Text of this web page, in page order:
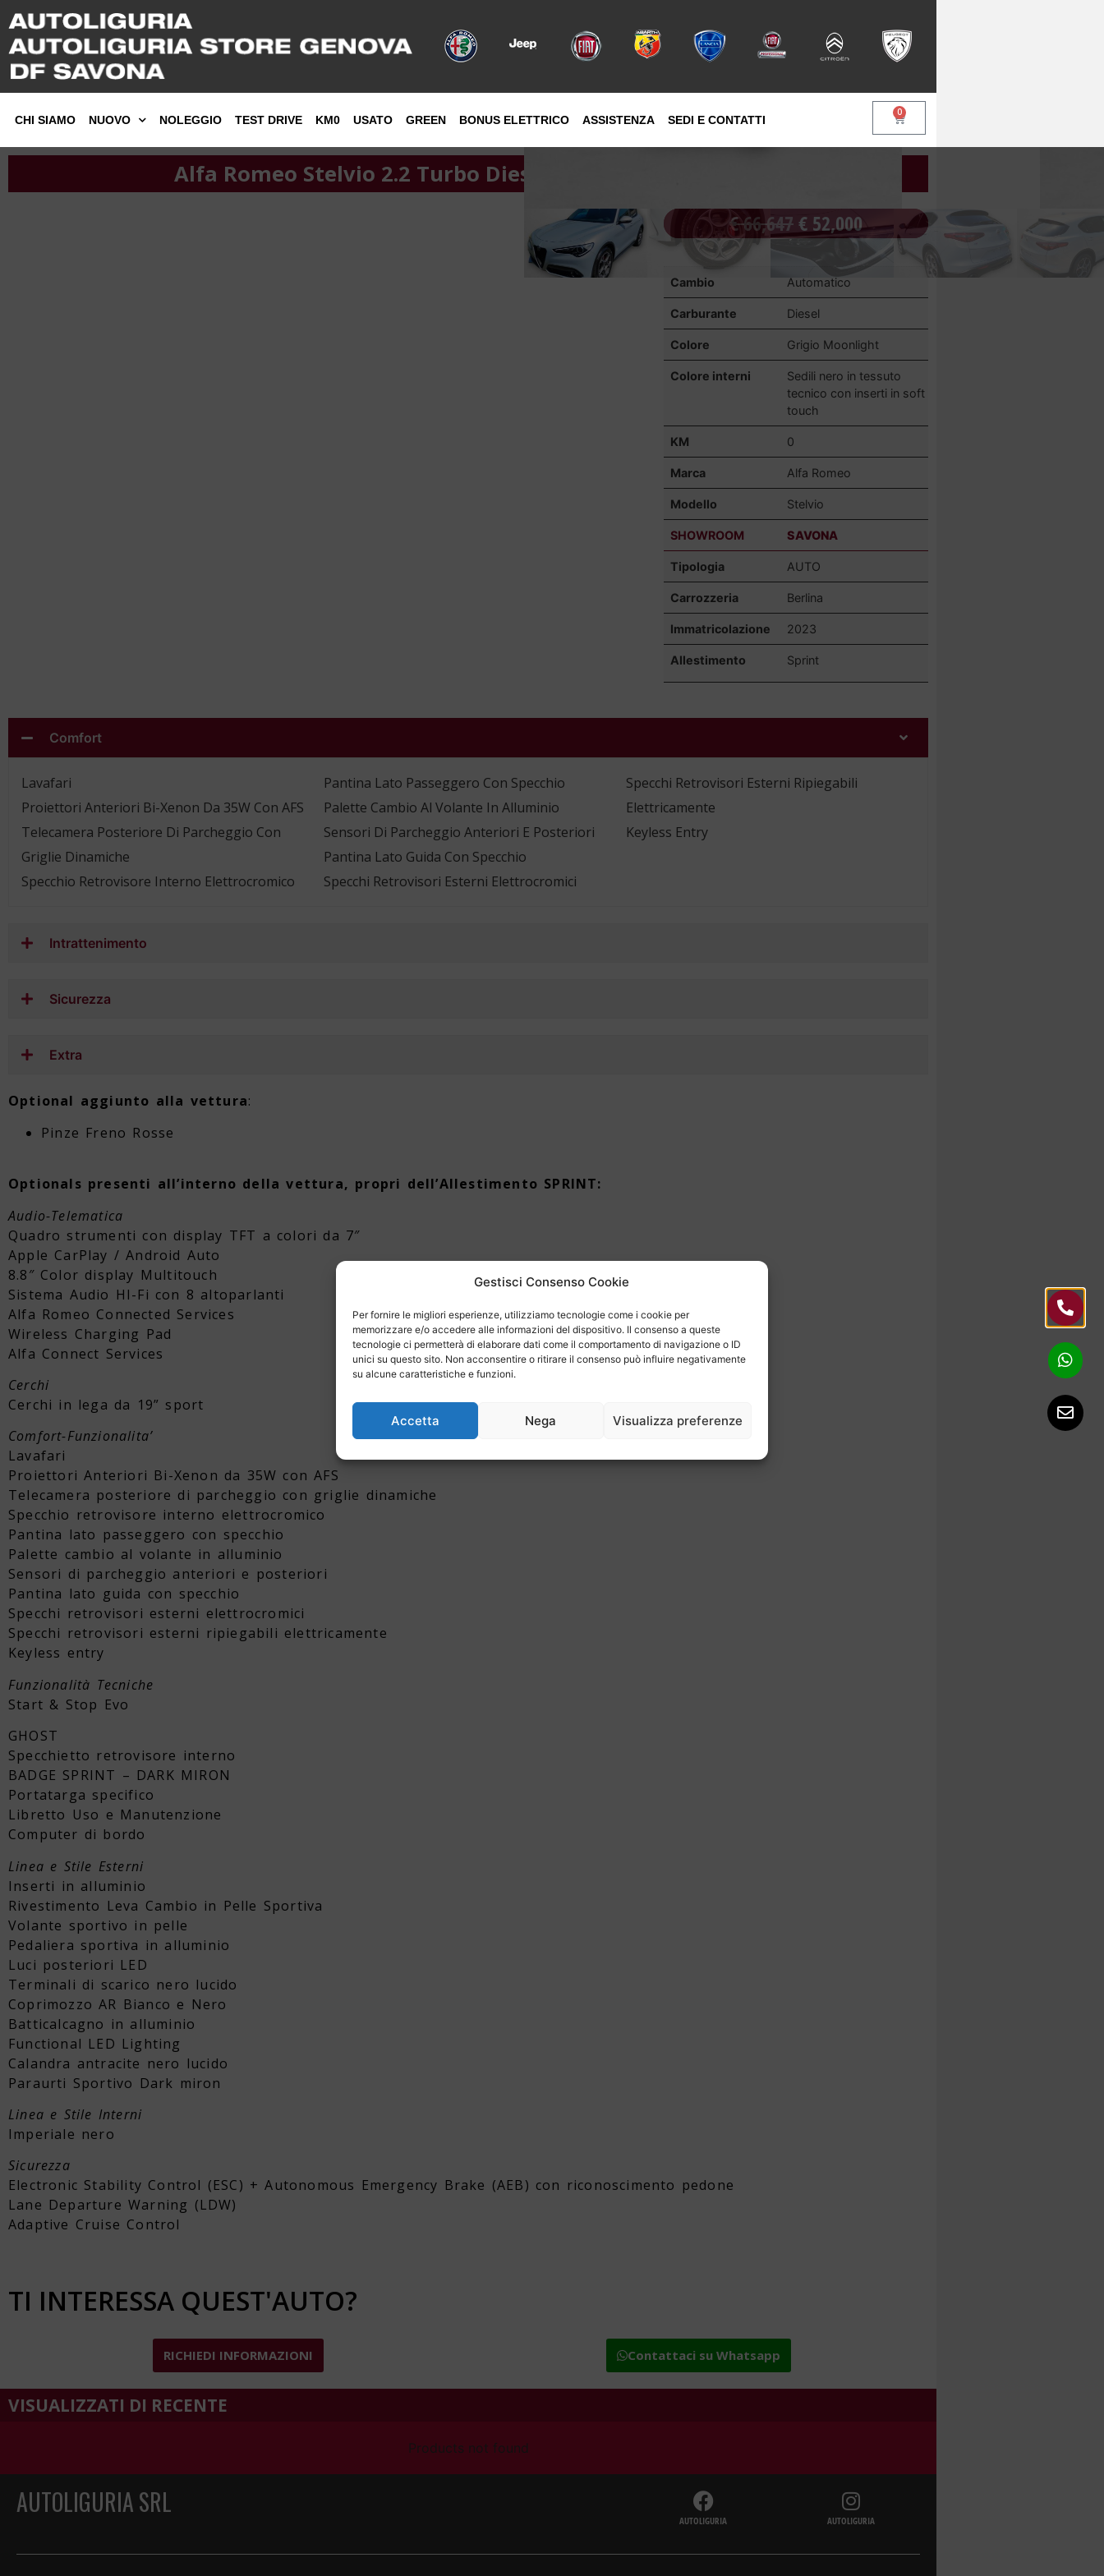
Gestisci Consenso Cookie
Per fornire le migliori esperienze, utilizziamo tecnologie come i cookie per
memorizzare e/o accedere alle informazioni del dispositivo. Il consenso a queste
tecnologie ci permetterà di elaborare dati come il comportamento di navigazione o ID
unici su questo sito. Non acconsentire o ritirare il consenso può influire negativamente
su alcune caratteristiche e funzioni.
Accetta Nega Visualizza preferenze
CHI SIAMO NUOVO NOLEGGIO TEST DRIVE KM0 USATO GREEN BONUS ELETTRICO ASSISTENZA SEDI E CONTATTI
0
Alfa Romeo Stelvio 2.2 Turbo Diesel 190 CV AWD SPRINT
€66,647€ 52,000
Cambio Automatico
Carburante Diesel
Colore Grigio Moonlight
Colore interni
Sedili nero in tessuto
tecnico con inserti in soft
touch
KM 0
Marca Alfa Romeo
Modello Stelvio
SHOWROOM SAVONA
Tipologia AUTO
Carrozzeria Berlina
Immatricolazione 2023
Allestimento Sprint
Comfort
Lavafari
Proiettori Anteriori Bi-Xenon Da 35W Con AFS
Telecamera Posteriore Di Parcheggio Con
Griglie Dinamiche
Specchio Retrovisore Interno Elettrocromico
Pantina Lato Passeggero Con Specchio
Palette Cambio Al Volante In Alluminio
Sensori Di Parcheggio Anteriori E Posteriori
Pantina Lato Guida Con Specchio
Specchi Retrovisori Esterni Elettrocromici
Specchi Retrovisori Esterni Ripiegabili
Elettricamente
Keyless Entry
Intrattenimento
Sicurezza
Extra
Optional aggiunto alla vettura:
Pinze Freno Rosse
Optionals presenti all’interno della vettura, propri dell’Allestimento SPRINT:
Audio-Telematica
Quadro strumenti con display TFT a colori da 7″
Apple CarPlay / Android Auto
8.8″ Color display Multitouch
Sistema Audio HI-Fi con 8 altoparlanti
Alfa Romeo Connected Services
Wireless Charging Pad
Alfa Connect Services
Cerchi
Cerchi in lega da 19” sport
Comfort-Funzionalita’
Lavafari
Proiettori Anteriori Bi-Xenon da 35W con AFS
Telecamera posteriore di parcheggio con griglie dinamiche
Specchio retrovisore interno elettrocromico
Pantina lato passeggero con specchio
Palette cambio al volante in alluminio
Sensori di parcheggio anteriori e posteriori
Pantina lato guida con specchio
Specchi retrovisori esterni elettrocromici
Specchi retrovisori esterni ripiegabili elettricamente
Keyless entry
Funzionalità Tecniche
Start & Stop Evo
GHOST
Specchietto retrovisore interno
BADGE SPRINT – DARK MIRON
Portatarga specifico
Libretto Uso e Manutenzione
Computer di bordo
Linea e Stile Esterni
Inserti in alluminio
Rivestimento Leva Cambio in Pelle Sportiva
Volante sportivo in pelle
Pedaliera sportiva in alluminio
Luci posteriori LED
Terminali di scarico nero lucido
Coprimozzo AR Bianco e Nero
Batticalcagno in alluminio
Functional LED Lighting
Calandra antracite nero lucido
Paraurti Sportivo Dark miron
Linea e Stile Interni
Imperiale nero
Sicurezza
Electronic Stability Control (ESC) + Autonomous Emergency Brake (AEB) con riconoscimento pedone
Lane Departure Warning (LDW)
Adaptive Cruise Control
TI INTERESSA QUEST'AUTO?
RICHIEDI INFORMAZIONI Contattaci su Whatsapp
VISUALIZZATI DI RECENTE
Products not found
AUTOLIGURIA SRL
AUTOLIGURIA AUTOLIGURIA